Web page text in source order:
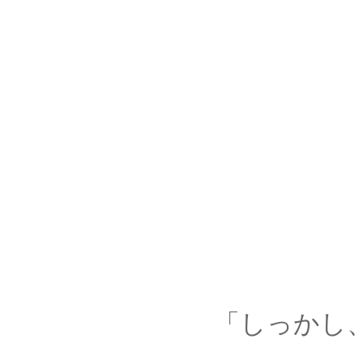
「しっかし、お前ぇ